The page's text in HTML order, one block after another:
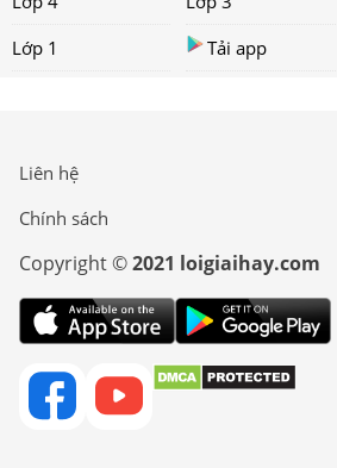
Lớp 1
Tải app
Liên hệ
Chính sách
Copyright ©2021 loigiaihay.com